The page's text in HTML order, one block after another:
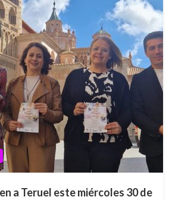
a Teruel este miércoles 30 de